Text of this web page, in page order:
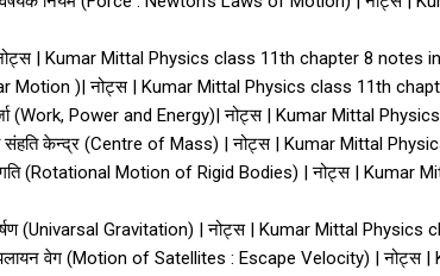
| Kumar Mittal Physics class 11th chapter 8 notes
Motion )| नोट्स | Kumar Mittal Physics class 11th
(Work, Power and Energy)| नोट्स | Kumar Mittal
संहति केन्द्र (Centre of Mass) | नोट्स | Kumar Mittal
गति (Rotational Motion of Rigid Bodies) | नोट्स |
(Univarsal Gravitation) | नोट्स | Kumar Mittal
पलायन वेग (Motion of Satellites : Escape Velocity) |